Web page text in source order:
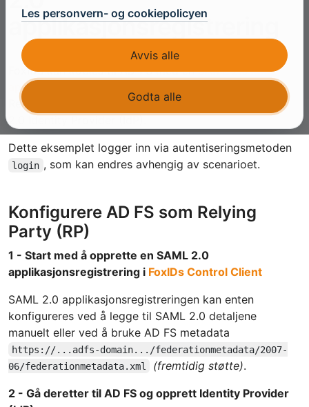
applikasjonsregistrering
FoxIDs kan kobles til AD FS med enSAML 2.0
applikasjonsregistrering
Relying Party (RP) og FoxIDs fungerer som en SAML
2.0 Identity Provider (IdP).
Dette eksemplet logger inn via autentiseringsmetoden
login , som kan endres avhengig av scenarioet.
Konfigurere AD FS som Relying
Party (RP)
1 - Start med å opprette en SAML 2.0
applikasjonsregistrering i FoxIDs Control Client
SAML 2.0 applikasjonsregistreringen kan enten
konfigureres ved å legge til SAML 2.0 detaljene
manuelt eller ved å bruke AD FS metadata
https://...adfs-domain.../federationmetadata/2007-
06/federationmetadata.xml
(fremtidig støtte).
2 - Gå deretter til AD FS og opprett Identity Provider
Les personvern- og cookiepolicyen
Avvis alle
Godta alle